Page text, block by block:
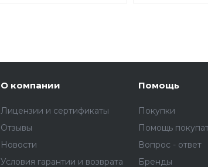
О компании
Лицензии и сертификаты
Отзывы
Новости
Условия гарантии и возврата
Помощь
Покупки
Помощь
Вопрос - ответ
Бренды